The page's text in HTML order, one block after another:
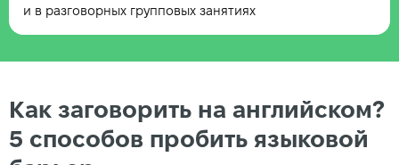
и в разговорных групповых занятиях
Как заговорить на английском?
5 способов пробить языковой